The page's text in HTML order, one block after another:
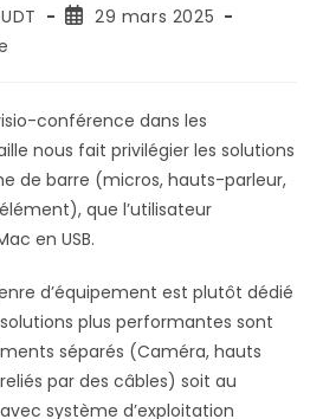
Publication
29 mars 2025
conférence dans les
nous fait privilégier les solutions
de barre (micros, hauts-parleur,
que l’utilisateur
en USB.
d’équipement est plutôt dédié
plus performantes sont
séparés (Caméra, hauts
par des câbles) soit au
système d’exploitation